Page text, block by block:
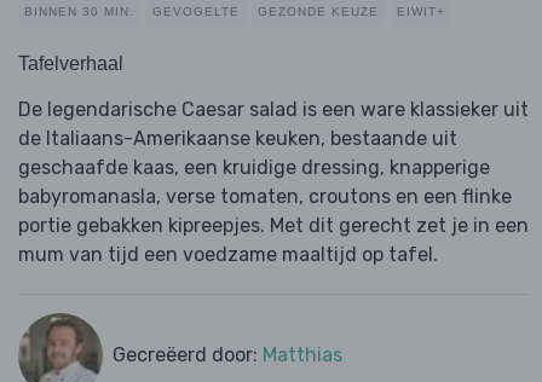
BINNEN 30 MIN. GEVOGELTE GEZONDE KEUZE EIWIT+
Tafelverhaal
De legendarische Caesar salad is een ware klassieker uit
de Italiaans-Amerikaanse keuken, bestaande uit
geschaafde kaas, een kruidige dressing, knapperige
babyromanasla, verse tomaten, croutons en een flinke
portie gebakken kipreepjes. Met dit gerecht zet je in een
mum van tijd een voedzame maaltijd op tafel.
Gecreëerd door: Matthias